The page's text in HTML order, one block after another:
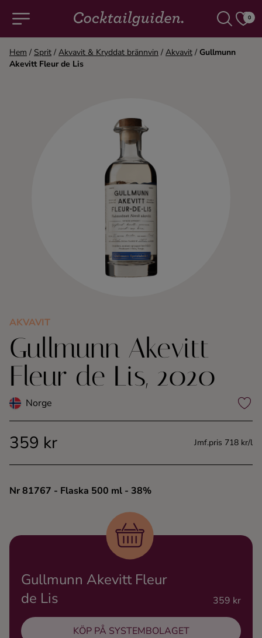
0
COCKTAILS & DRINKAR
Likör
Rom
Shots
Tequila
Ingredienser
Hem / Sprit / Akvavit & Kryddat brännvin / Akvavit / Gullmunn
Akevitt Fleur de Lis
AKVAVIT
Gullmunn Akevitt
Fleur de Lis, 2020
Norge
359 kr Jmf.pris 718 kr/l
Nr 81767 - Flaska 500 ml - 38%
Gullmunn Akevitt Fleur
de Lis
359 kr
KÖP PÅ SYSTEMBOLAGET